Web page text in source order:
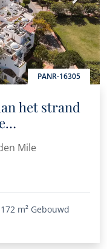
PANR-16305
het strand
Mile
172 m² Gebouwd